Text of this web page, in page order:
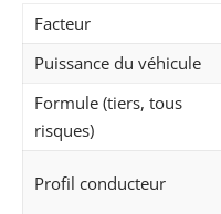
Facteur
Puissance du véhicule
Formule (tiers, tous
risques)
Profil conducteur